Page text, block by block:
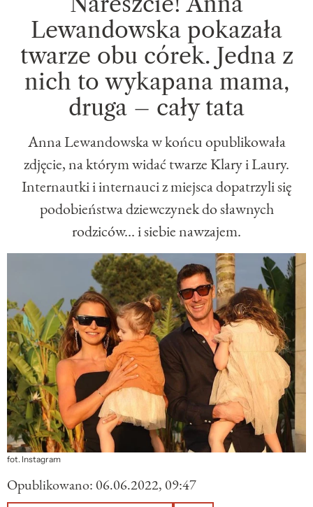
Lewandowska pokazała
twarze obu córek. Jedna z
nich to wykapana mama,
druga – cały tata
Anna Lewandowska w końcu opublikowała
zdjęcie, na którym widać twarze Klary i Laury.
Internautki i internauci z miejsca dopatrzyli się
podobieństwa dziewczynek do sławnych
rodziców... i siebie nawzajem.
fot. Instagram
Opublikowano: 06.06.2022, 09:47